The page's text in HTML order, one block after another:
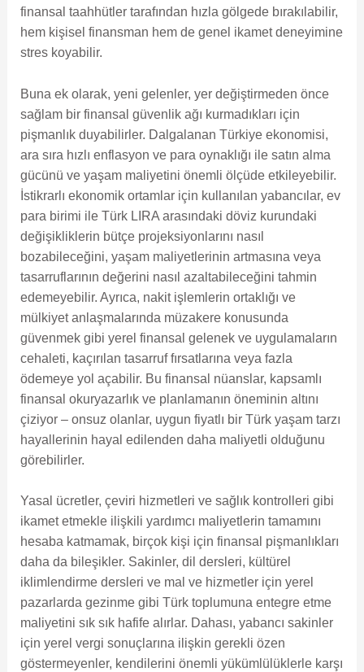
finansal taahhütler tarafından hızla gölgede bırakılabilir,
hem kişisel finansman hem de genel ikamet deneyimine
stres koyabilir.
Buna ek olarak, yeni gelenler, yer değiştirmeden önce
sağlam bir finansal güvenlik ağı kurmadıkları için
pişmanlık duyabilirler. Dalgalanan Türkiye ekonomisi,
ara sıra hızlı enflasyon ve para oynaklığı ile satın alma
gücünü ve yaşam maliyetini önemli ölçüde etkileyebilir.
İstikrarlı ekonomik ortamlar için kullanılan yabancılar, ev
para birimi ile Türk LIRA arasındaki döviz kurundaki
değişikliklerin bütçe projeksiyonlarını nasıl
bozabileceğini, yaşam maliyetlerinin artmasına veya
tasarruflarının değerini nasıl azaltabileceğini tahmin
edemeyebilir. Ayrıca, nakit işlemlerin ortaklığı ve
mülkiyet anlaşmalarında müzakere konusunda
güvenmek gibi yerel finansal gelenek ve uygulamaların
cehaleti, kaçırılan tasarruf fırsatlarına veya fazla
ödemeye yol açabilir. Bu finansal nüanslar, kapsamlı
finansal okuryazarlık ve planlamanın öneminin altını
çiziyor – onsuz olanlar, uygun fiyatlı bir Türk yaşam tarzı
hayallerinin hayal edilenden daha maliyetli olduğunu
görebilirler.
Yasal ücretler, çeviri hizmetleri ve sağlık kontrolleri gibi
ikamet etmekle ilişkili yardımcı maliyetlerin tamamını
hesaba katmamak, birçok kişi için finansal pişmanlıkları
daha da bileşikler. Sakinler, dil dersleri, kültürel
iklimlendirme dersleri ve mal ve hizmetler için yerel
pazarlarda gezinme gibi Türk toplumuna entegre etme
maliyetini sık sık hafife alırlar. Dahası, yabancı sakinler
için yerel vergi sonuçlarına ilişkin gerekli özen
göstermeyenler, kendilerini önemli yükümlülüklerle karşı